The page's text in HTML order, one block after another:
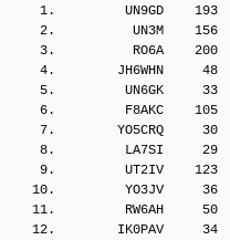
1.         UN9GD    193
2.          UN3M    156
3.          RO6A    200
4.        JH6WHN     48
5.         UN6GK     33
6.         F8AKC    105
7.        YO5CRQ     30
8.         LA7SI     29
9.         UT2IV    123
10.         YO3JV     36
11.         RW6AH     50
12.        IK0PAV     34